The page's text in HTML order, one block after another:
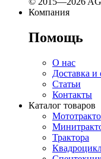
Компания
Помощь
О нас
Доставка и
Статьи
Контакты
Каталог товаров
Трактора